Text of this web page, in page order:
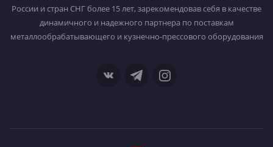
России и стран СНГ более 15 лет, зарекомендовав себя в качестве
динамичного и надежного партнера по поставкам
металлообрабатывающего и кузнечно-прессового оборудования